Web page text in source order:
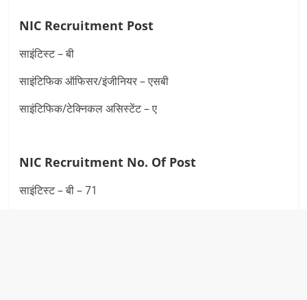
NIC Recruitment Post
साइंटिस्ट – बी
साइंटिफिक ऑफिसर/इंजीनियर – एसबी
साइंटिफिक/टेक्निकल असिस्टेंट – ए
NIC Recruitment No. Of Post
साइंटिस्ट – बी – 71